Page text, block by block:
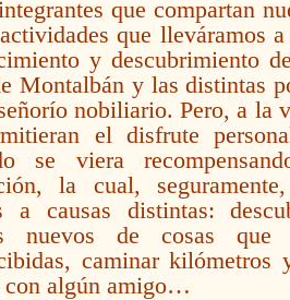
que compartan
que lleváramos
y descubrimiento
Montalbán y las distintas
nobiliario. Pero, a la
el disfrute
se viera
la cual,
a causas distintas:
nuevos de cosas
caminar
con algún amigo…